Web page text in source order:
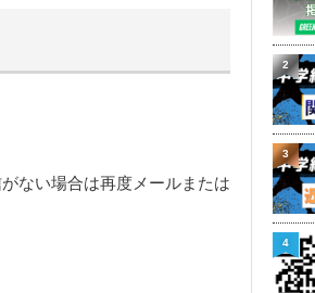
ない場合は再度メールまたは
2
3
4